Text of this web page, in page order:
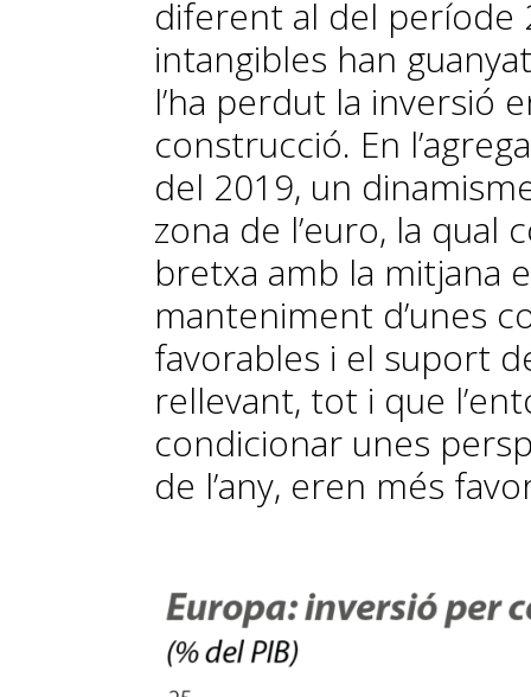
diferent al del període
intangibles han
l’ha perdut la inversió
construcció. En
del 2019, un
zona de l’euro, la qual
bretxa amb la mitjana
manteniment d’unes
favorables i el suport
rellevant, tot i que
condicionar unes
de l’any, eren més